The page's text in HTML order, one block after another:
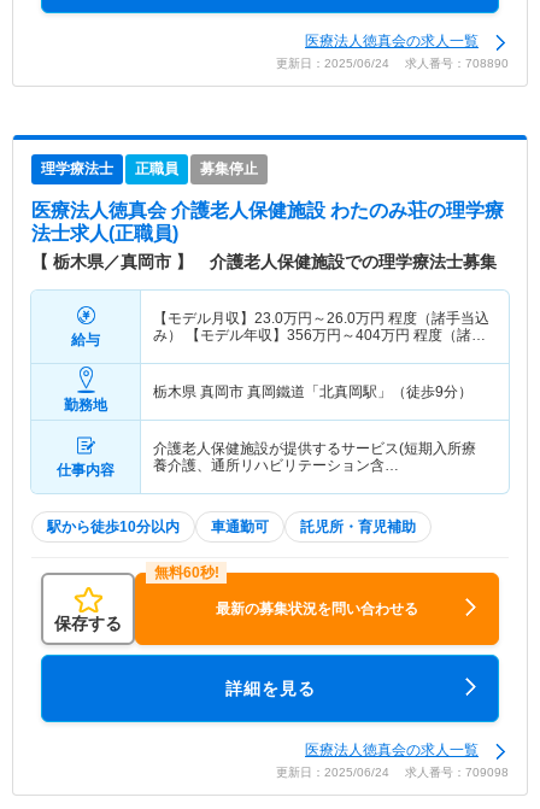
医療法人徳真会の求人一覧
更新日：2025/06/24 求人番号：708890
理学療法士 正職員 募集停止
医療法人徳真会 介護老人保健施設 わたのみ荘の理学療
法士求人(正職員)
【 栃木県／真岡市 】 介護老人保健施設での理学療法士募集
給与
【モデル月収】 23.0万円～26.0万円 程度（諸手当込
み） 【モデル年収】 356万円～404万円 程度（諸手
勤務地
栃木県 真岡市 真岡鐵道「北真岡駅」（徒歩9分）
仕事内容
介護老人保健施設が提供するサービス(短期入所療
養介護、通所リハビリテーション含…
駅から徒歩10分以内 車通勤可 託児所・育児補助
保存する
最新の募集状況を問い合わせる
詳細を見る
医療法人徳真会の求人一覧
更新日：2025/06/24 求人番号：709098